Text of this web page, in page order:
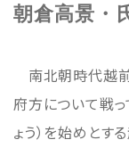
朝倉高景・
南北朝時代越
府方について戦
ょう）を始めとす